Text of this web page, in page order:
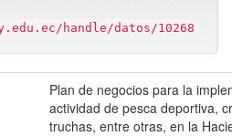
handle/datos/10268
Plan de negocios para la
actividad de pesca deportiva,
truchas, entre otras, en la